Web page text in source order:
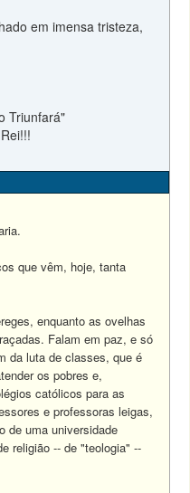
em imensa tristeza,
Triunfará"
que vêm, hoje, tanta
enquanto as ovelhas
Falam em paz, e só
da luta de classes, que é
os pobres e,
católicos para as
e professoras leigas,
de uma universidade
religião -- de "teologia" --